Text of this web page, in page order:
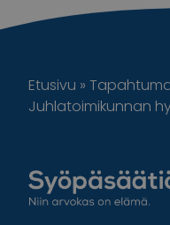
Etusivu »
Juhlatoimikunnan